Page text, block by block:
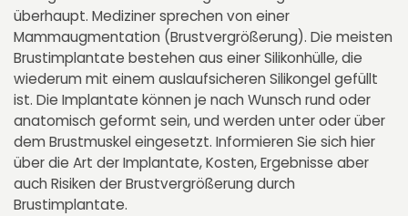
überhaupt. Mediziner sprechen von einer
Mammaugmentation (Brustvergrößerung). Die meisten
Brustimplantate bestehen aus einer Silikonhülle, die
wiederum mit einem auslaufsicheren Silikongel gefüllt
ist. Die Implantate können je nach Wunsch rund oder
anatomisch geformt sein, und werden unter oder über
dem Brustmuskel eingesetzt. Informieren Sie sich hier
über die Art der Implantate, Kosten, Ergebnisse aber
auch Risiken der Brustvergrößerung durch
Brustimplantate.